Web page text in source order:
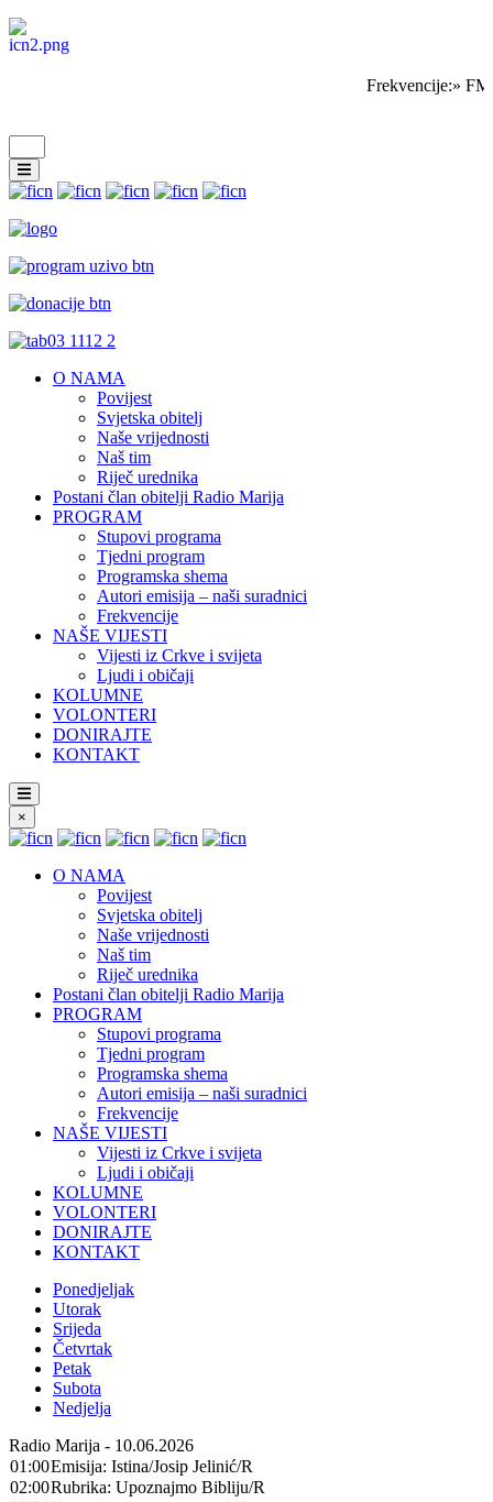
Frekvencije:»
O NAMA
Povijest
Svjetska obitelj
Naše vrijednosti
Naš tim
Riječ urednika
Postani član obitelji Radio Marija
PROGRAM
Stupovi programa
Tjedni program
Programska shema
Autori emisija – naši suradnici
Frekvencije
NAŠE VIJESTI
Vijesti iz Crkve i svijeta
Ljudi i običaji
KOLUMNE
VOLONTERI
DONIRAJTE
KONTAKT
×
O NAMA
Povijest
Svjetska obitelj
Naše vrijednosti
Naš tim
Riječ urednika
Postani član obitelji Radio Marija
PROGRAM
Stupovi programa
Tjedni program
Programska shema
Autori emisija – naši suradnici
Frekvencije
NAŠE VIJESTI
Vijesti iz Crkve i svijeta
Ljudi i običaji
KOLUMNE
VOLONTERI
DONIRAJTE
KONTAKT
Ponedjeljak
Utorak
Srijeda
Četvrtak
Petak
Subota
Nedjelja
Radio Marija - 10.06.2026
01:00Emisija: Istina/Josip Jelinić/R
02:00Rubrika: Upoznajmo Bibliju/R